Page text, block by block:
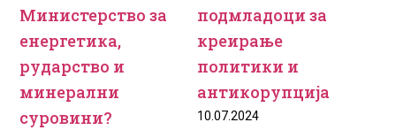
Министерство за
енергетика,
рударство и
минерални
суровини?
подмладоци за
креирање
политики и
антикорупција
10.07.2024